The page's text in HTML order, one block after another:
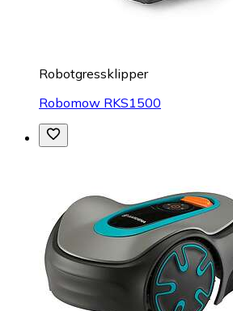
Robotgressklipper
Robomow RKS1500